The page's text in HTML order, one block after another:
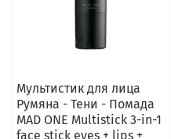
Мультистик для лица
Румяна - Тени - Помада
MAD ONE Multistick 3-in-1
face stick eyes + lips +